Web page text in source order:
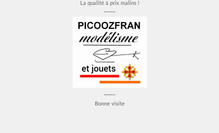
La qualité à prix malins !
~~~~
~~~~
Bonne visite